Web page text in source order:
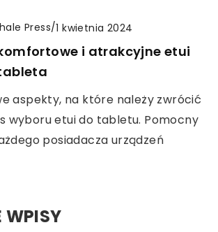
Press/1 kwietnia 2024
i atrakcyjne etui
aspekty, na które należy zwrócić
wyboru etui do tabletu. Pomocny
posiadacza urządzeń
WPISY